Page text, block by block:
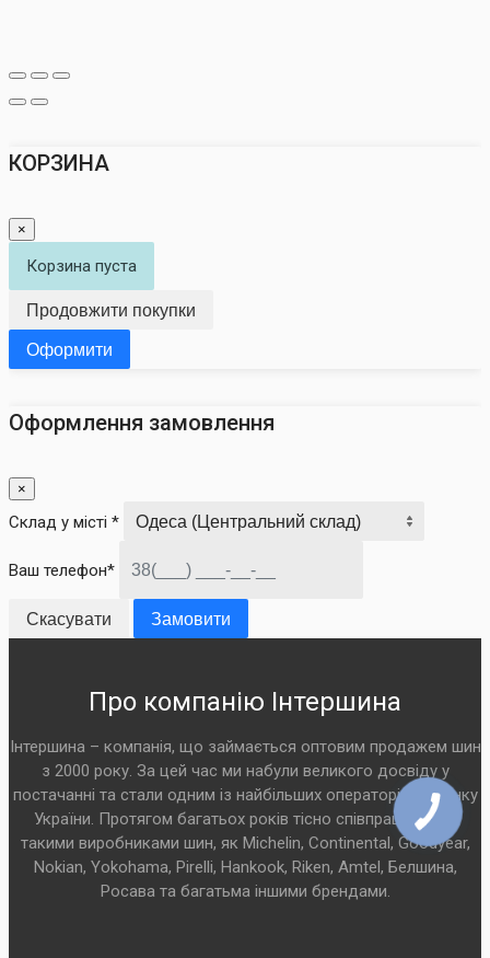
КОРЗИНА
×
Корзина пуста
Продовжити покупки
Оформити
Оформлення замовлення
×
Склад у місті *
Ваш телефон*
Скасувати Замовити
Про компанію Інтершина
Інтершина – компанія, що займається оптовим продажем шин
з 2000 року. За цей час ми набули великого досвіду у
постачанні та стали одним із найбільших операторів на ринку
України. Протягом багатьох років тісно співпрацюємо з
такими виробниками шин, як Michelin, Continental, Goodyear,
Nokian, Yokohama, Pirelli, Hankook, Riken, Amtel, Белшина,
Росава та багатьма іншими брендами.